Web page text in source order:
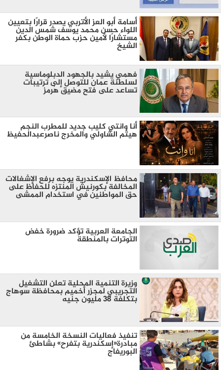
أسامة أبو العز الأتربي يصدر قرارًا بتعيين
اللواء حسن محمد يوسف شمس الدين
مستشارًا لأمين حزب حماة الوطن بكفر
الشيخ
فهمي يشيد بالجهود الدبلوماسية
لسلطنة عمان للتوصل إلى ترتيبات
تساعد على فتح مضيق هُرمز
أنا وانتي كليب جديد للمطرب النجم
هيثم الشاولي والمخرج ناصرعبدالحفيظ
محافظ الإسكندرية يوجه برفع الإشغالات
المخالفة بكورنيش المنتزه للحفاظ على
حق المواطنين في استخدام الممشى
الجامعة العربية تؤكد ضرورة خفض
التوترات بالمنطقة ‏
وزيرة التنمية المحلية تعلن التشغيل
التجريبي لمجزر أخميم بمحافظة سوهاج
بتكلفة 38 مليون جنيه
تنفيذ فعاليات النسخة الخامسة من
مبادرة«إسكندرية بتفرح» بشاطئ
البوريفاج